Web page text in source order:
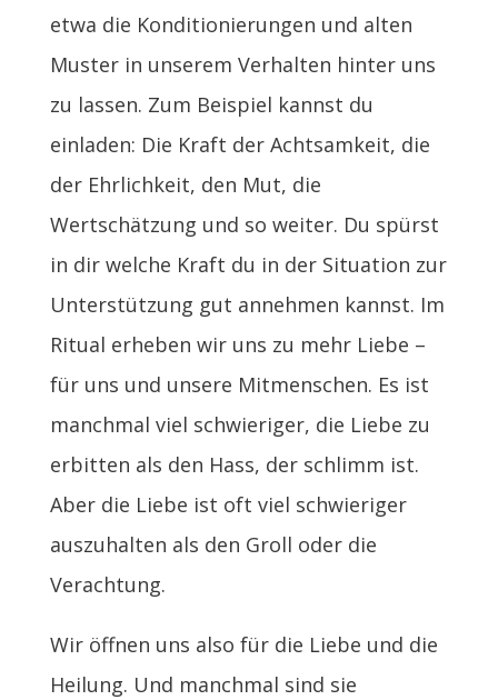
etwa die Konditionierungen und alten
Muster in unserem Verhalten hinter uns
zu lassen. Zum Beispiel kannst du
einladen: Die Kraft der Achtsamkeit, die
der Ehrlichkeit, den Mut, die
Wertschätzung und so weiter. Du spürst
in dir welche Kraft du in der Situation zur
Unterstützung gut annehmen kannst. Im
Ritual erheben wir uns zu mehr Liebe –
für uns und unsere Mitmenschen. Es ist
manchmal viel schwieriger, die Liebe zu
erbitten als den Hass, der schlimm ist.
Aber die Liebe ist oft viel schwieriger
auszuhalten als den Groll oder die
Verachtung.
Wir öffnen uns also für die Liebe und die
Heilung. Und manchmal sind sie